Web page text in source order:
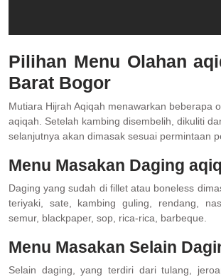
Pilihan Menu Olahan
Barat Bogor
Mutiara Hijrah Aqiqah menawarkan beberapa
aqiqah. Setelah kambing disembelih, dikuliti
selanjutnya akan dimasak sesuai permintaan
Menu Masakan Daging
Daging yang sudah di fillet atau boneless
teriyaki, sate, kambing guling, rendang,
semur, blackpaper, sop, rica-rica, barbeque.
Menu Masakan Selain
Selain daging, yang terdiri dari tulang,